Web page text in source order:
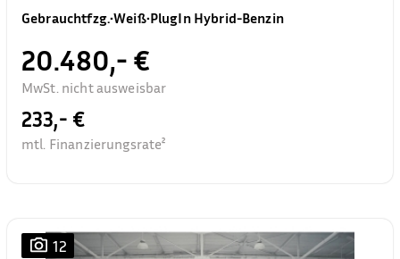
Gebrauchtfzg.•Weiß•PlugIn Hybrid-Benzin
20.480,- €
MwSt. nicht ausweisbar
233,- €
mtl. Finanzierungsrate²
12